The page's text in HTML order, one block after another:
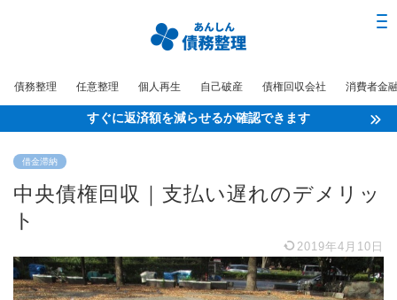
債務整理 任意整理 個人再生 自己破産 債権回収会社 消費者金
すぐに返済額を減らせるか確認できます
借金滞納
中央債権回収｜支払い遅れのデメリッ
ト
2019年4月10日